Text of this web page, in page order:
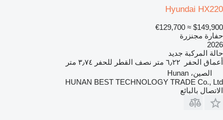
Hyundai HX220
$149,900
≈ €129,700
حفارة مجنزرة
2026
حالة المركبة جديد
أعماق الحفر
٦٫٢٢ متر نصف القطر للحفر ٣٫٧٤ متر
الصين، Hunan
HUNAN BEST TECHNOLOGY TRADE Co., Ltd
الاتصال بالبائع